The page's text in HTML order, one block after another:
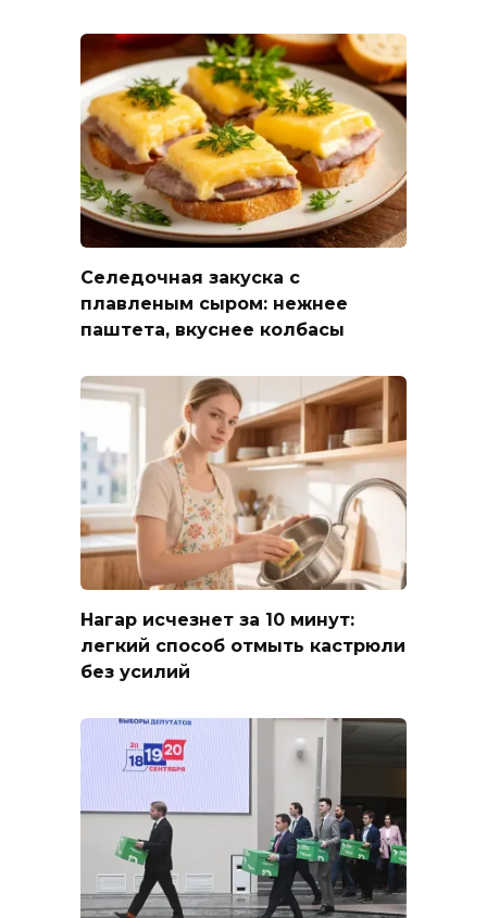
Селедочная закуска с
плавленым сыром: нежнее
паштета, вкуснее колбасы
Нагар исчезнет за 10 минут:
легкий способ отмыть кастрюли
без усилий